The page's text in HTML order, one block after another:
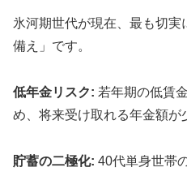
氷河期世代が現在、最も切
備え」です。
低年金リスク: 若年期の低賃
め、将来受け取れる年金額が
貯蓄の二極化: 40代単身世帯